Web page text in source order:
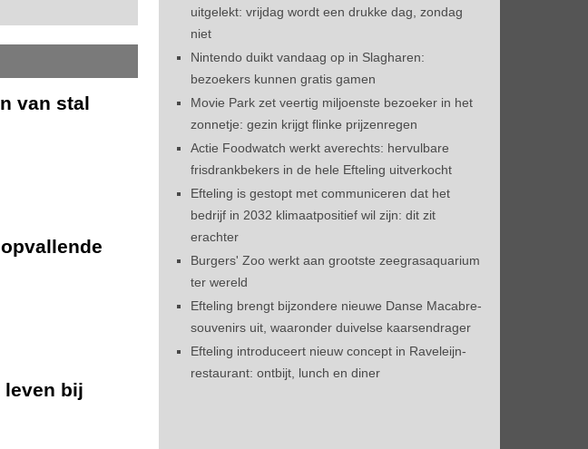
van stal
leven bij
uitgelekt: vrijdag wordt een drukke dag, zondag
niet
Nintendo duikt vandaag op in Slagharen:
bezoekers kunnen gratis gamen
Movie Park zet veertig miljoenste bezoeker in het
zonnetje: gezin krijgt flinke prijzenregen
Actie Foodwatch werkt averechts: hervulbare
frisdrankbekers in de hele Efteling uitverkocht
Efteling is gestopt met communiceren dat het
bedrijf in 2032 klimaatpositief wil zijn: dit zit
erachter
Burgers' Zoo werkt aan grootste zeegrasaquarium
ter wereld
Efteling brengt bijzondere nieuwe Danse Macabre-
souvenirs uit, waaronder duivelse kaarsendrager
Efteling introduceert nieuw concept in Raveleijn-
restaurant: ontbijt, lunch en diner